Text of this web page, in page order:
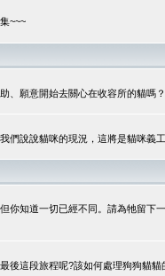
~~~
、願意開始去關心在收容所的貓嗎？
們說說貓咪的現況，這將是貓咪義
你知道一切已經不同。請為牠留下
後這段旅程呢?該如何處理狗狗貓貓